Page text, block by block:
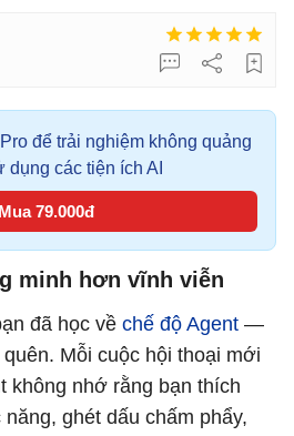
để trải nghiệm không quảng
dụng các tiện ích AI
Mua 79.000đ
minh hơn vĩnh viễn
đã học về chế độ Agent —
Mỗi cuộc hội thoại mới
không nhớ rằng bạn thích
ghét dấu chấm phẩy,